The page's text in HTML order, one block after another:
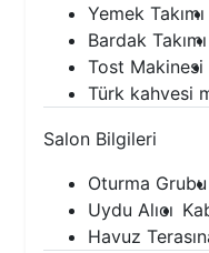
Yemek Takımı
Bardak Takımı
Tost Makinesi
Türk kahvesi
Salon Bilgileri
Oturma Grubu
Uydu Alıcı
Havuz